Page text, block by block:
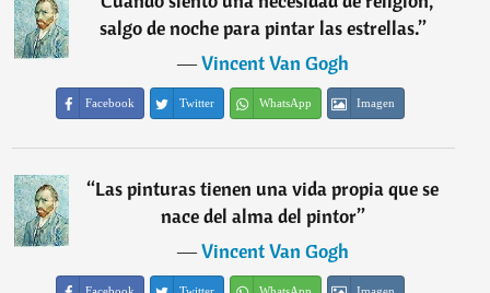
salgo de noche para pintar las estrellas.”
―Vincent Van Gogh
Facebook Twitter WhatsApp Imagen
“Las pinturas tienen una vida propia que se
nace del alma del pintor”
―Vincent Van Gogh